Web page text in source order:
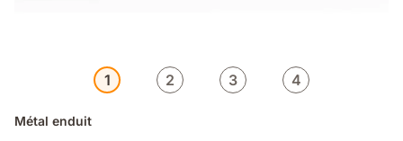
1 2 3 4
Métal enduit